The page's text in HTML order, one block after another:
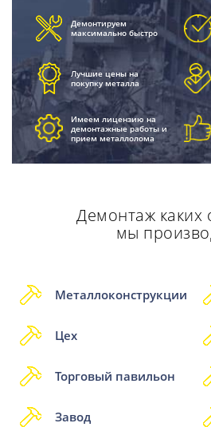
Демонтируем
максимально быстро
Лучшие цены на
покупку металла
Имеем лицензию на
демонтажные работы и
прием металлолома
Демонтаж каких
мы
Металлоконструкции
Цех
Торговый павильон
Завод